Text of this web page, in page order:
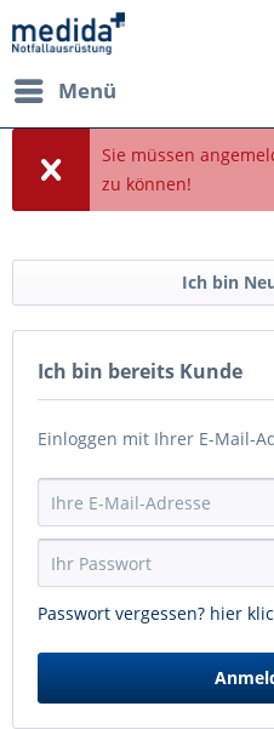
Menü
Sie müssen
zu können!
Ich bin
Ich bin bereits Kunde
Einloggen mit Ihrer E-Mail-
Passwort vergessen? hier